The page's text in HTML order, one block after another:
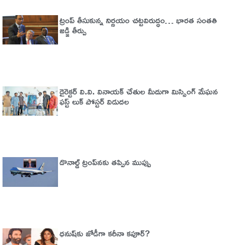
ట్రంప్‌ తీసుకున్న నిర్ణయం చట్టవిరుద్ధం… భారత సంతతి
జడ్జి తీర్పు
డైరెక్టర్ వి.వి. వినాయక్ చేతుల మీదుగా మిస్సింగ్ మేఘన
ఫస్ట్ లుక్ పోస్టర్ విడుదల
డొనాల్డ్ ట్రంప్‌నకు తప్పిన ముప్పు
ధనుష్‌కు జోడీగా కరీనా కపూర్?